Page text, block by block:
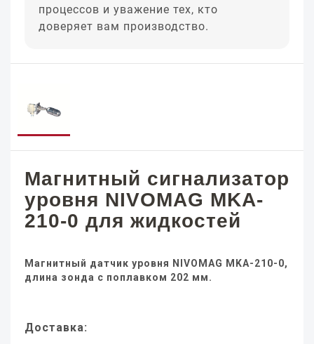
процессов и уважение тех, кто
доверяет вам производство.
Магнитный сигнализатор
уровня NIVOMAG MKA-
210-0 для жидкостей
Магнитный датчик уровня NIVOMAG MKA-210-0,
длина зонда с поплавком 202 мм.
Доставка: